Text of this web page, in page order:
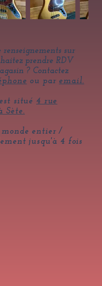
renseignements sur
prendre RDV
? Contactez
ou par email.
situé 4 rue
Sète.
entier /
jusqu'à 4 fois